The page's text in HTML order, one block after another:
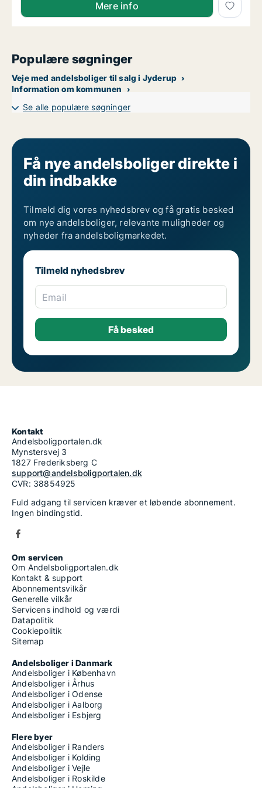
Mere info
Populære søgninger
Veje med andelsboliger til salg i Jyderup
Information om kommunen
Se alle populære søgninger
Få nye andelsboliger direkte i
din indbakke
Tilmeld dig vores nyhedsbrev og få gratis besked
om nye andelsboliger, relevante muligheder og
nyheder fra andelsboligmarkedet.
Tilmeld nyhedsbrev
Email
Kontakt
Andelsboligportalen.dk
Mynstersvej 3
1827 Frederiksberg C
support@andelsboligportalen.dk
CVR: 38854925
Fuld adgang til servicen kræver et løbende abonnement.
Ingen bindingstid.
Om servicen
Om Andelsboligportalen.dk
Kontakt & support
Abonnementsvilkår
Generelle vilkår
Servicens indhold og værdi
Datapolitik
Cookiepolitik
Sitemap
Andelsboliger i Danmark
Andelsboliger i København
Andelsboliger i Århus
Andelsboliger i Odense
Andelsboliger i Aalborg
Andelsboliger i Esbjerg
Flere byer
Andelsboliger i Randers
Andelsboliger i Kolding
Andelsboliger i Vejle
Andelsboliger i Roskilde